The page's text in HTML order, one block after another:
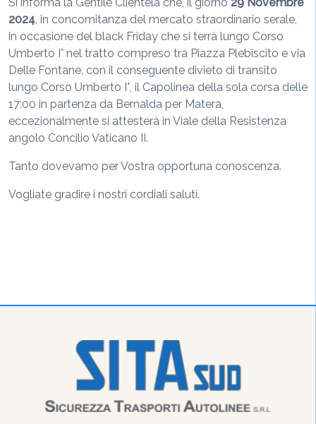
2024, in concomitanza del mercato straordinario serale,
in occasione del black Friday che si terrà lungo Corso
Umberto I° nel tratto compreso tra Piazza Plebiscito e via
Delle Fontane, con il conseguente divieto di transito
lungo Corso Umberto I°, il Capolinea della sola corsa delle
17:00 in partenza da Bernalda per Matera,
eccezionalmente si attesterà in Viale della Resistenza
angolo Concilio Vaticano II.
Tanto dovevamo per Vostra opportuna conoscenza.
Vogliate gradire i nostri cordiali saluti.